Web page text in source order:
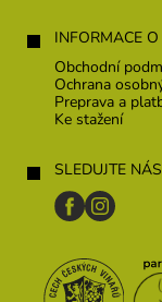
INFORMACE
Obchodní
Ochrana
Preprava a
Ke stažení
SLEDUJTE NÁS